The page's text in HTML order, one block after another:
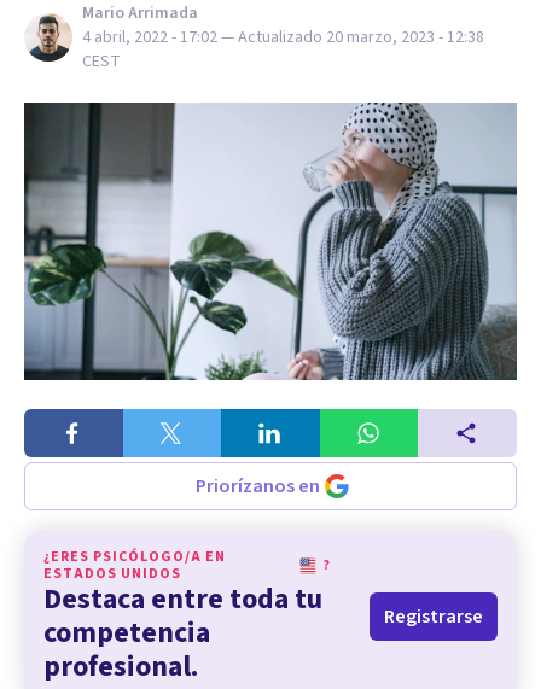
Mario Arrimada
4 abril, 2022 - 17:02— Actualizado 20 marzo, 2023 - 12:38
CEST
Priorízanos en
¿ERES PSICÓLOGO/A EN
ESTADOS UNIDOS
?
Destaca entre toda tu
competencia
profesional.
Registrarse